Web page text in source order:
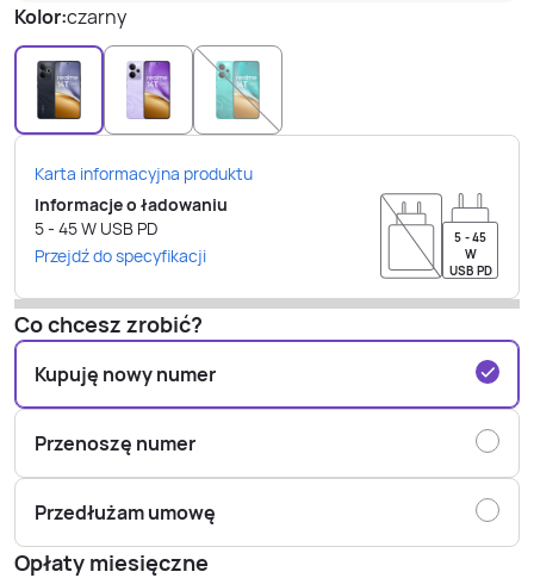
Kolor:czarny
Karta informacyjna produktu
Informacje o ładowaniu
5 - 45W USB PD
Przejdź do specyfikacji
5 - 45
W
USB PD
Co chcesz zrobić?
Kupuję nowy numer
Przenoszę numer
Przedłużam umowę
Opłaty miesięczne